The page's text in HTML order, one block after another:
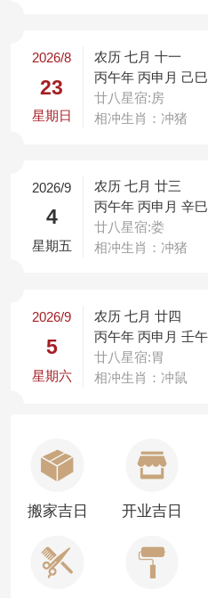
2026/8
23
星期日
农历 七月 十一
丙午年 丙申月 己
廿八星宿:房
相冲生肖：冲猪
2026/9
4
星期五
农历 七月 廿三
丙午年 丙申月 辛
廿八星宿:娄
相冲生肖：冲猪
2026/9
5
星期六
农历 七月 廿四
丙午年 丙申月 壬
廿八星宿:胃
相冲生肖：冲鼠
搬家吉日 开业吉日